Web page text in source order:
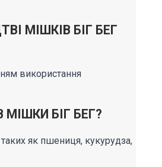
МІШКІВ БІГ БЕГ
використання
БІГ БЕГ?
як пшениця, кукурудза,